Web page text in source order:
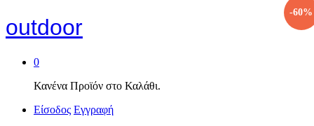
outdoor
0
Κανένα Προϊόν στο Καλάθι.
Είσοδος Εγγραφή
-60%